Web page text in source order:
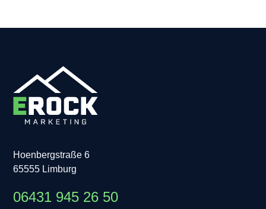
Hoenbergstraße 6
65555 Limburg
06431 945 26 50